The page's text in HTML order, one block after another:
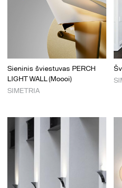
Sieninis šviestuvas PERCH
LIGHT WALL (Moooi)
SIMETRIA